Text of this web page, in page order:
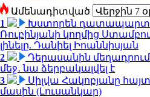
Ամենադիտված
1
Խստորեն
Ռուբինյանի կողմից
լինելը. Դանիել Իոաննիսյան
2
Դերասանին
մեջ․ նա ձերբակալվել է
3
Սիլվա Հակոբյանը
մասին (Լուսանկար)